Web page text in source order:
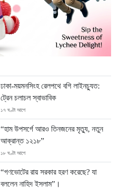
ঢাকা-ময়মনসিংহ রেলপথে বগি লাইনচ্যুত:
ট্রেন চলাচল স্বাভাবিক
১৭ ঘণ্টা আগে
“হাম উপসর্গে আরও তিনজনের মৃত্যু, নতুন
আক্রান্ত ১২১৮”
১৮ ঘণ্টা আগে
“গণভোটের রায় সরকার হরণ করেছে? যা
বললেন নাহিদ ইসলাম”।